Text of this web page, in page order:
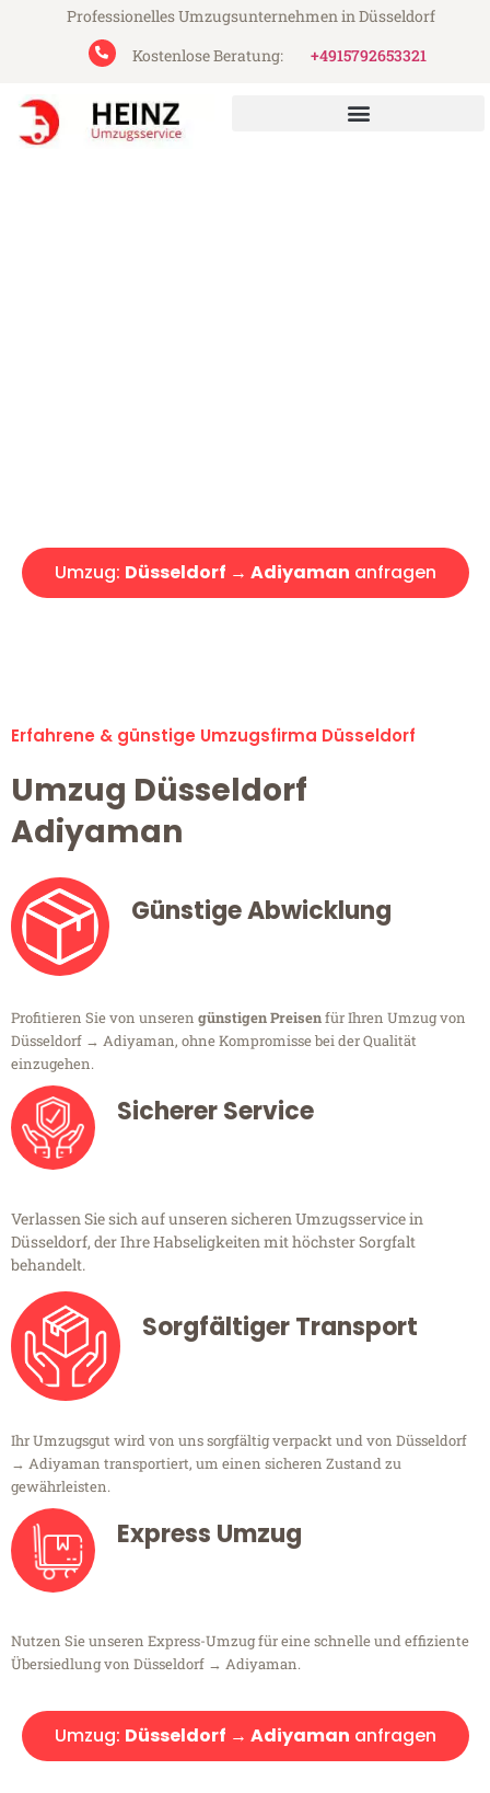
Professionelles Umzugsunternehmen in Düsseldorf
Kostenlose Beratung:
+4915792653321
Umzug: Düsseldorf → Adiyaman anfragen
Erfahrene & günstige Umzugsfirma Düsseldorf
Umzug Düsseldorf
Adiyaman
Günstige Abwicklung
Profitieren Sie von unseren günstigen Preisenfür Ihren Umzug von
Düsseldorf → Adiyaman, ohne Kompromisse bei der Qualität
einzugehen.
Sicherer Service
Verlassen Sie sich auf unseren sicheren Umzugsservice in
Düsseldorf, der Ihre Habseligkeiten mit höchster Sorgfalt
behandelt.
Sorgfältiger Transport
Ihr Umzugsgut wird von uns sorgfältig verpackt und von Düsseldorf
→ Adiyaman transportiert, um einen sicheren Zustand zu
gewährleisten.
Express Umzug
Nutzen Sie unseren Express-Umzug für eine schnelle und effiziente
Übersiedlung von Düsseldorf → Adiyaman.
Umzug: Düsseldorf → Adiyaman anfragen